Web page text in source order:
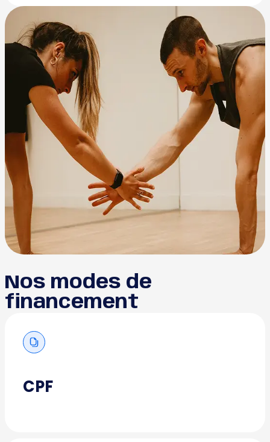
Nos modes de
financement
CPF